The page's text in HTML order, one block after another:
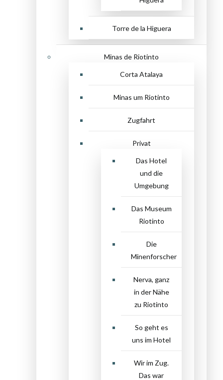
Torre de la Higuera
Minas de Riotinto
Corta Atalaya
Minas um Riotinto
Zugfahrt
Privat
Das Hotel
und die
Umgebung
Das Museum
Riotinto
Die
Minenforscher
Nerva, ganz
in der Nähe
zu Riotinto
So geht es
uns im Hotel
Wir im Zug.
Das war